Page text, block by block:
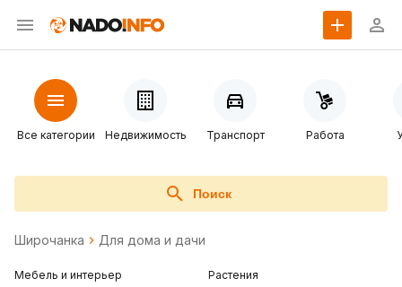
Все категории Недвижимость Транспорт Работа
Поиск
Широчанка Для дома и дачи
Мебель и интерьер
Растения